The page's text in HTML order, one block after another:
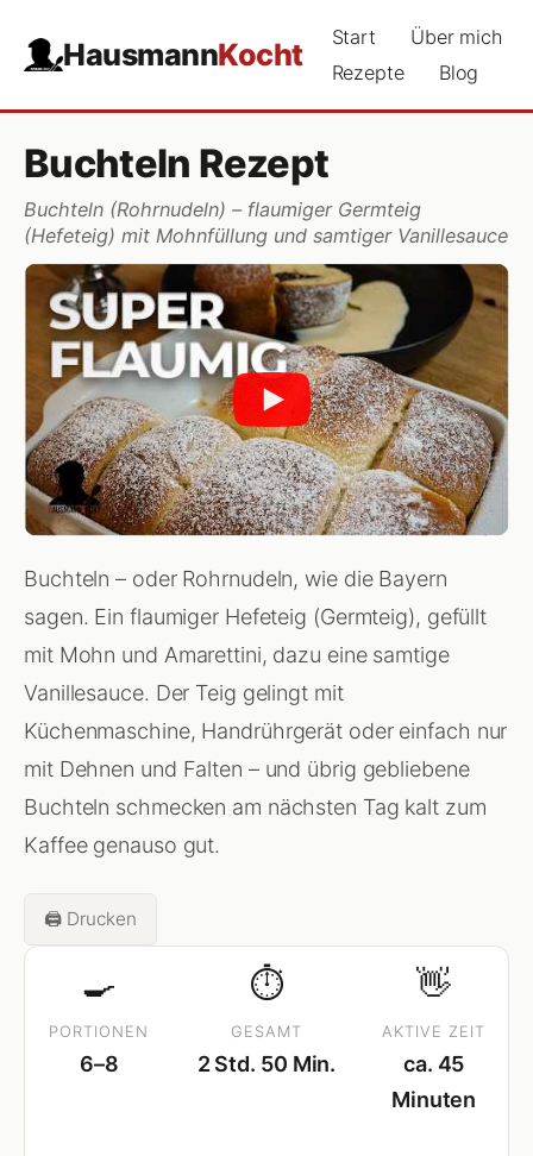
HausmannKocht Start
Über mich
Rezepte
Blog
Buchteln Rezept
Buchteln (Rohrnudeln) – flaumiger Germteig
(Hefeteig) mit Mohnfüllung und samtiger Vanillesauce
Buchteln – oder Rohrnudeln, wie die Bayern
sagen. Ein flaumiger Hefeteig (Germteig), gefüllt
mit Mohn und Amarettini, dazu eine samtige
Vanillesauce. Der Teig gelingt mit
Küchenmaschine, Handrührgerät oder einfach nur
mit Dehnen und Falten – und übrig gebliebene
Buchteln schmecken am nächsten Tag kalt zum
Kaffee genauso gut.
🖨️ Drucken
🍳
PORTIONEN
6–8
⏱
GESAMT
2 Std. 50 Min.
👋
AKTIVE ZEIT
ca. 45
Minuten